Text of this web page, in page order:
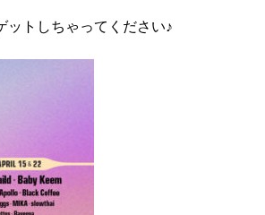
ットしちゃってください♪